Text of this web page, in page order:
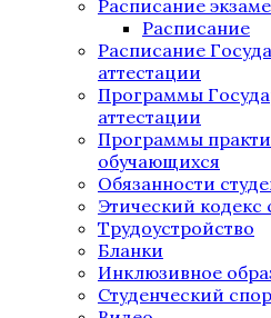
Расписание
Расписание
Расписание
аттестации
Программы
аттестации
Программы
обучающихся
Обязанности
Этический кодекс
Трудоустройство
Бланки
Инклюзивное
Студенческий